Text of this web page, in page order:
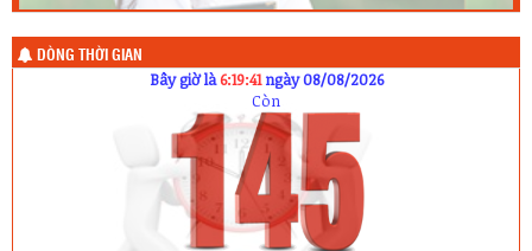
DÒNG THỜI GIAN
Bây giờ là6:19:42ngày 08/08/2026
Còn